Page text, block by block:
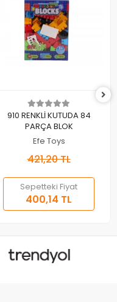
Sepete Ekle
910 RENKLİ KUTUDA 84
PARÇA BLOK
Efe Toys
421,20 TL
Sepetteki Fiyat
400,14 TL